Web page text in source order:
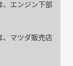
、エンジン下部
、マツダ販売店